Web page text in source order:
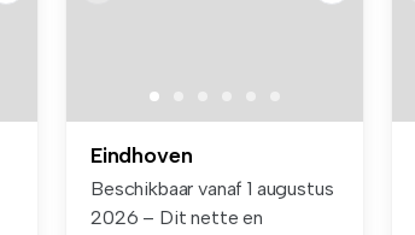
Eindhoven
Beschikbaar vanaf 1 augustus
2026 – Dit nette en